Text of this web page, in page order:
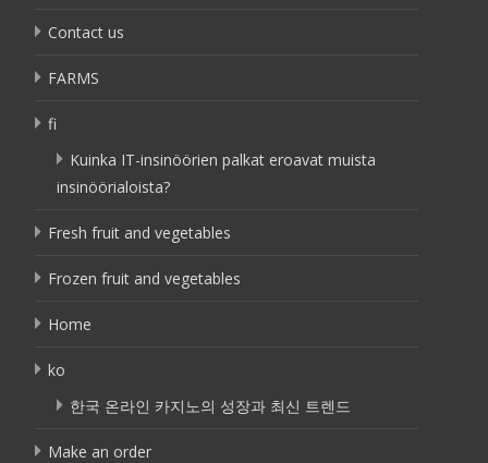
Contact us
FARMS
fi
Kuinka IT-insinöörien palkat eroavat muista
insinöörialoista?
Fresh fruit and vegetables
Frozen fruit and vegetables
Home
ko
한국 온라인 카지노의 성장과 최신 트렌드
Make an order